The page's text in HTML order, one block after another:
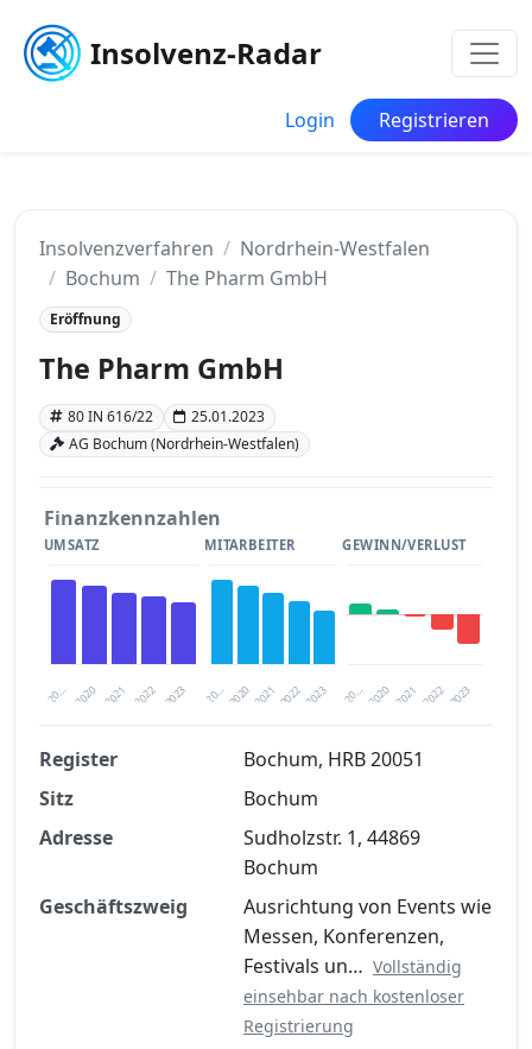
Insolvenz-Radar
Login Registrieren
Insolvenzverfahren
Nordrhein-Westfalen
Bochum
The Pharm GmbH
Eröffnung
The Pharm GmbH
80 IN 616/22
25.01.2023
AG Bochum (Nordrhein-Westfalen)
Finanzkennzahlen
UMSATZ
20… 2021 2023
2020 2022
MITARBEITER
20… 2021 2023
2020 2022
GEWINN/VERLUST
20… 2021 2023
2020 2022
Finanzkennzahlen nach kostenloser
Registrierung verfügbar
Jetzt kostenlos registrieren
Register
Bochum, HRB 20051
Sitz
Bochum
Adresse
Sudholzstr. 1, 44869
Bochum
Geschäftszweig
Ausrichtung von Events wie
Messen, Konferenzen,
Festivals un… Vollständig
einsehbar nach kostenloser
Registrierung